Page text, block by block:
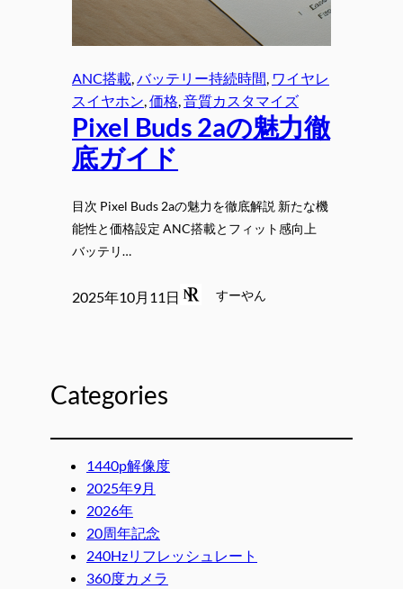
ANC搭載 バッテリー持続時間 ワイヤレ
スイヤホン 価格 音質カスタマイズ
Pixel Buds 2aの魅力徹
底ガイド
目次 Pixel Buds 2aの魅力を徹底解説 新たな機
能性と価格設定 ANC搭載とフィット感向上
バッテリ…
2025年10月11日 すーやん
Categories
1440p解像度
2025年9月
2026年
20周年記念
240Hzリフレッシュレート
360度カメラ